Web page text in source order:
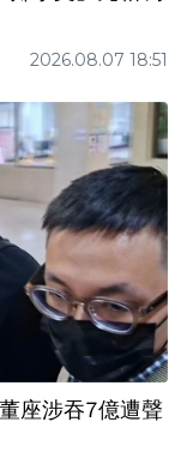
2026.08.07 18:51
座涉吞7億遭聲